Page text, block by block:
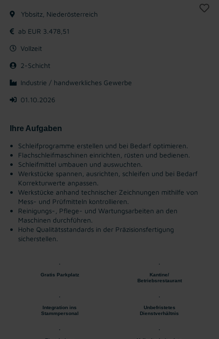
Ybbsitz, Niederösterreich
ab EUR 3.478,51
Vollzeit
2-Schicht
Industrie / handwerkliches Gewerbe
01.10.2026
Ihre Aufgaben
Schleifprogramme erstellen und bei Bedarf optimieren.
Flachschleifmaschinen einrichten, rüsten und bedienen.
Schleifmittel umbauen und auswuchten.
Werkstücke spannen, ausrichten, schleifen und bei Bedarf
Korrekturwerte anpassen.
Werkstücke anhand technischer Zeichnungen mithilfe von
Mess- und Prüfmitteln kontrollieren.
Reinigungs-, Pflege- und Wartungsarbeiten an den
Maschinen durchführen.
Hohe Qualitätsstandards in der Präzisionsfertigung
sicherstellen.
Gratis Parkplatz
Kantine/
Betriebsrestaurant
Integration ins
Stammpersonal
Unbefristetes
Dienstverhältnis